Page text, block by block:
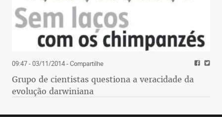
09:47 - 03/11/2014- Compartilhe
Grupo de cientistas questiona a veracidade da
evolução darwiniana